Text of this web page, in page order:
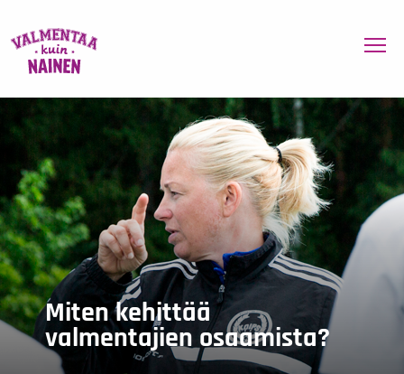
Miten kehittää
valmentajien osaamista?